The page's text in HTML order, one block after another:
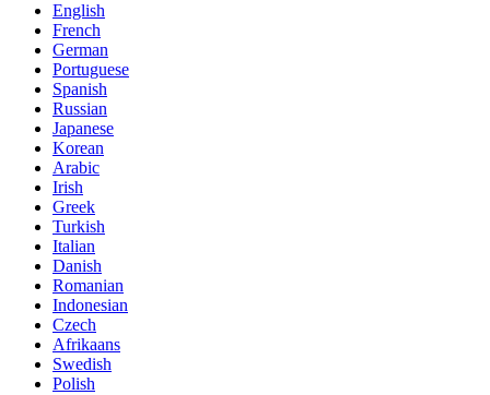
English
French
German
Portuguese
Spanish
Russian
Japanese
Korean
Arabic
Irish
Greek
Turkish
Italian
Danish
Romanian
Indonesian
Czech
Afrikaans
Swedish
Polish